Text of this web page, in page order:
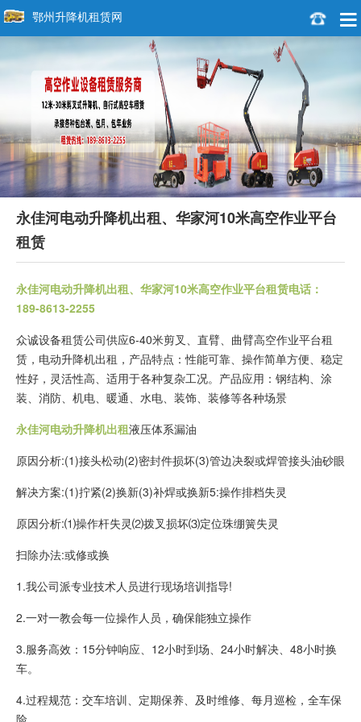
鄂州升降机租赁网
永佳河电动升降机出租、华家河10米高空作业平台
租赁
永佳河电动升降机出租、华家河10米高空作业平台租赁电话：
189-8613-2255
众诚设备租赁公司供应6-40米剪叉、直臂、曲臂高空作业平台租
赁，电动升降机出租，产品特点：性能可靠、操作简单方便、稳定
性好，灵活性高、适用于各种复杂工况。产品应用：钢结构、涂
装、消防、机电、暖通、水电、装饰、装修等各种场景
永佳河电动升降机出租液压体系漏油
原因分析:(1)接头松动(2)密封件损坏(3)管边决裂或焊管接头油砂眼
解决方案:(1)拧紧(2)换新(3)补焊或换新5:操作排档失灵
原因分析:⑴操作杆失灵⑵拨叉损坏⑶定位珠绷簧失灵
扫除办法:或修或换
1.我公司派专业技术人员进行现场培训指导!
2.一对一教会每一位操作人员，确保能独立操作
3.服务高效：15分钟响应、12小时到场、24小时解决、48小时换
车。
4.过程规范：交车培训、定期保养、及时维修、每月巡检，全车保
险。